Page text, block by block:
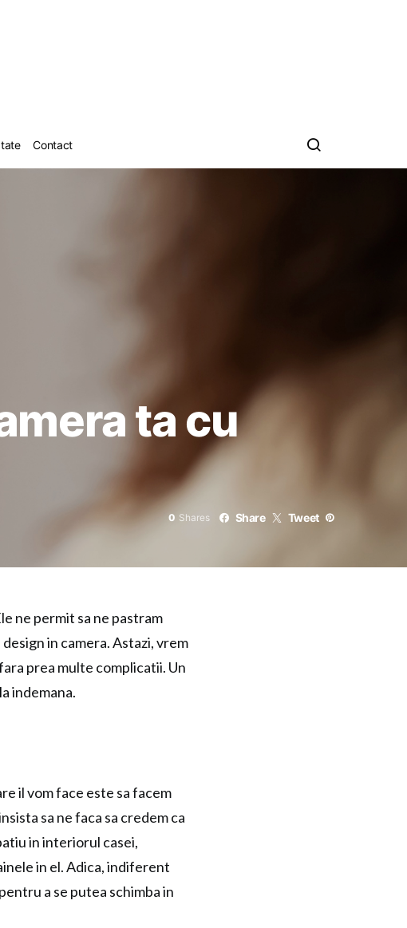
Contact
ta cu
0 Shares Share Tweet
ne permit sa ne pastram
in camera. Astazi, vrem
prea multe complicatii. Un
indemana.
il vom face este sa facem
sa ne faca sa credem ca
in interiorul casei,
in el. Adica, indiferent
a se putea schimba in